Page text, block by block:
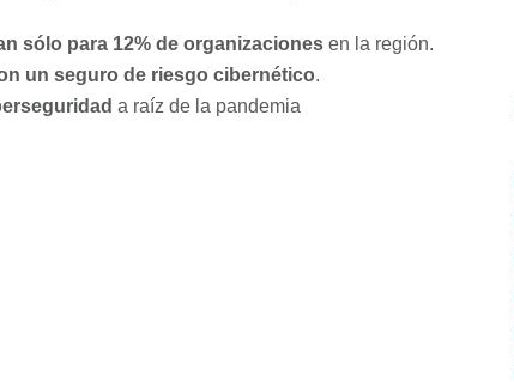
sólo para 12% de organizaciones en la región.
un seguro de riesgo cibernético.
a raíz de la pandemia